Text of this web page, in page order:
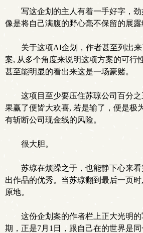
写这企划的主人有着一手好字，
像是将自己满腹的野心毫不保留的展露
关于这项AI企划，作者甚至列出
案, 从多个角度来说明这项方案的可行
甚至能明显的看出来这是一场豪赌。
这项目至少要压住苏琼公司百分
果赢了便皆大欢喜, 若是输了，便是极
有斩断公司现金线的风险。
很大胆。
苏琼在烦躁之于，也能静下心来
出作品的优秀。当苏琼翻到最后一页
原地。
这份企划案的作者栏上正大光明的
期，正是7月1日，跟自己在的世界是同